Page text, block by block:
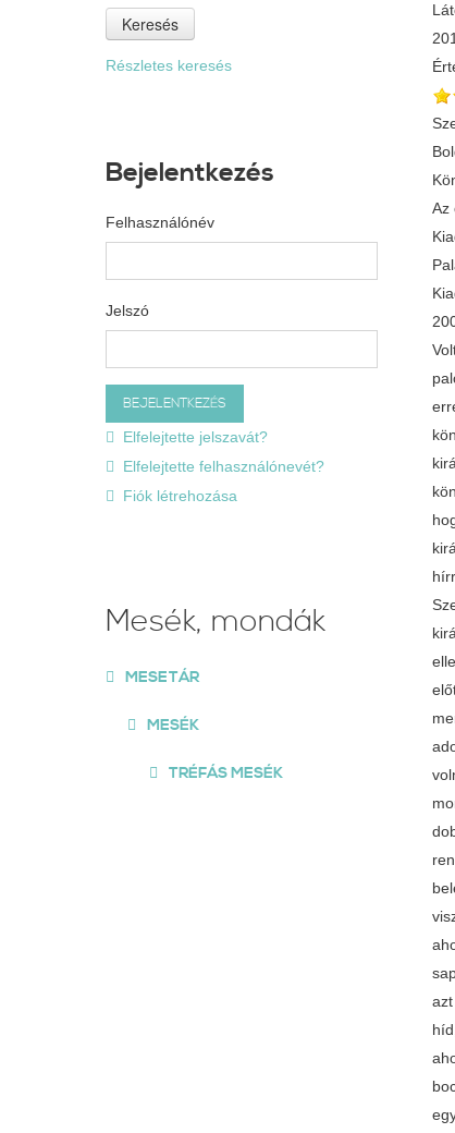
Az
Keresés
Részletes keresés
Bejelentkezés
Felhasználónév
Jelszó
Elfelejtette jelszavát?
Elfelejtette felhasználónevét?
Fiók létrehozása
Mesék, mondák
MESETÁR
MESÉK
TRÉFÁS MESÉK